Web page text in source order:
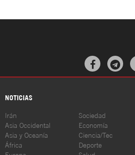
NOTICIAS
Irán
Asia Occidental
Asia y Oceanía
África
Europa
Sociedad
Economía
Ciencia/Tec
Deporte
Salud